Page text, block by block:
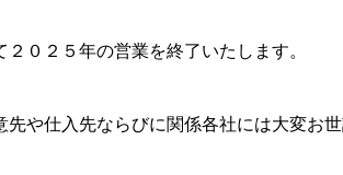
０２５年の営業を終了いたします。
や仕入先ならびに関係各社には大変お